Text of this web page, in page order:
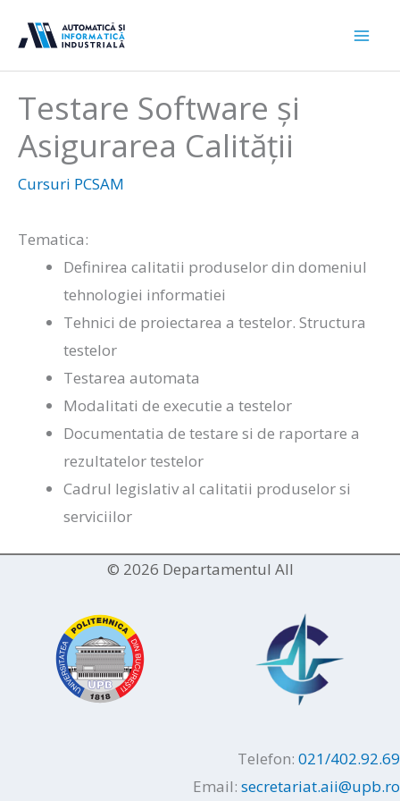
conținut
Testare Software și
Asigurarea Calității
Cursuri PCSAM
Tematica:
Definirea calitatii produselor din domeniul
tehnologiei informatiei
Tehnici de proiectarea a testelor. Structura
testelor
Testarea automata
Modalitati de executie a testelor
Documentatia de testare si de raportare a
rezultatelor testelor
Cadrul legislativ al calitatii produselor si
serviciilor
© 2026 Departamentul AII
Telefon: 021/402.92.69
Email: secretariat.aii@upb.ro